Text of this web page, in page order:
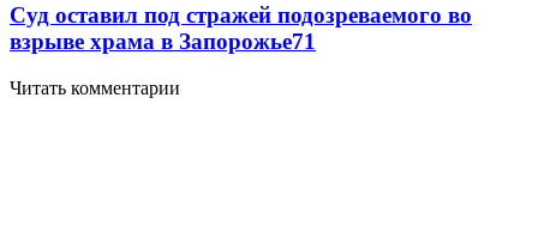
Суд оставил под стражей подозреваемого во
взрыве храма в Запорожье71
Читать комментарии